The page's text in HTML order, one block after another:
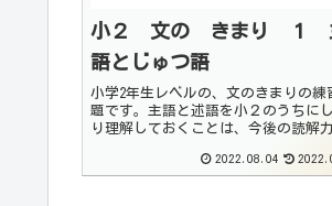
小２ 文の きまり １
語とじゅつ語
小学2年生レベルの、文のきまりの練
題です。主語と述語を小２のうちに
り理解しておくことは、今後の読解
っかり確認しておくようにしましょ
2022.08.04